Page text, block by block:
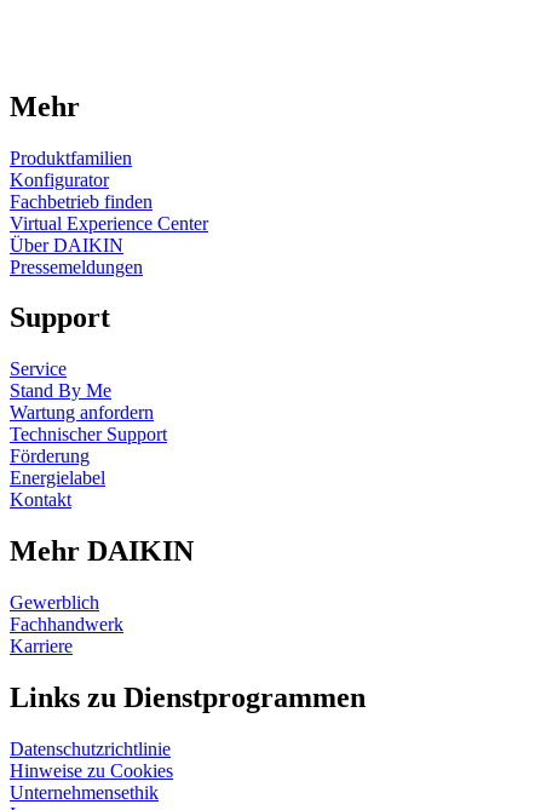
Mehr
Produktfamilien
Konfigurator
Fachbetrieb finden
Virtual Experience Center
Über DAIKIN
Pressemeldungen
Support
Service
Stand By Me
Wartung anfordern
Technischer Support
Förderung
Energielabel
Kontakt
Mehr DAIKIN
Gewerblich
Fachhandwerk
Karriere
Links zu Dienstprogrammen
Datenschutzrichtlinie
Hinweise zu Cookies
Unternehmensethik